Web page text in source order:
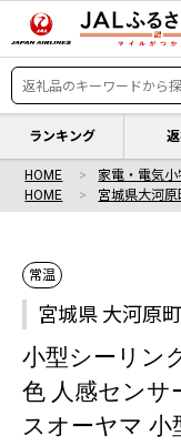
ランキング
HOME 家電・電気小
HOME
宮城県大河原
常温
宮城県 大河原町
小型シーリン
色 人感センサ
スオーヤマ 小